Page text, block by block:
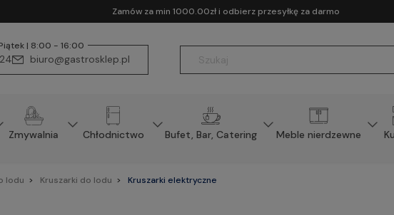
Zamów za min 1000.00zł i odbierz przesyłkę za darmo
| 8:00 - 16:00
biuro@gastrosklep.pl
Zmywalnia Chłodnictwo Bufet, Bar, Catering Meble nierdzewne
lodu Kruszarki do lodu Kruszarki elektryczne